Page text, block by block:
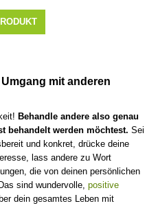
mit anderen
Behandle andere also genau
behandelt werden möchtest. Sei
und konkret, drücke deine
lass andere zu Wort
die von deinen persönlichen
sind wundervolle, positive
dein gesamtes Leben mit